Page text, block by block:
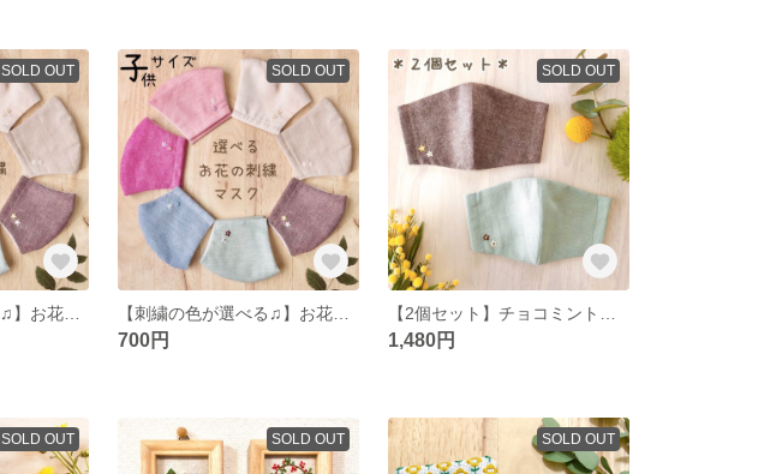
SOLD OUT
【刺繍の色が選べる♫】お花の刺繍入り立体マスク＊Lサイズ（少し大きめ）
SOLD OUT
700円
SOLD OUT
1,480円
SOLD OUT SOLD OUT SOLD OUT